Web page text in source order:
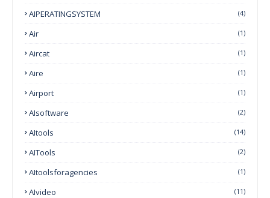
AIPERATINGSYSTEM (4)
Air (1)
Aircat (1)
Aire (1)
Airport (1)
AIsoftware (2)
AItools (14)
AITools (2)
AItoolsforagencies (1)
AIvideo (11)